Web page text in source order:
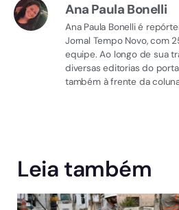
Ana Paula Bonelli
Ana Paula Bonelli é
Jornal Tempo Novo, com
equipe. Ao longo de sua
diversas editorias do
também à frente da
Leia também